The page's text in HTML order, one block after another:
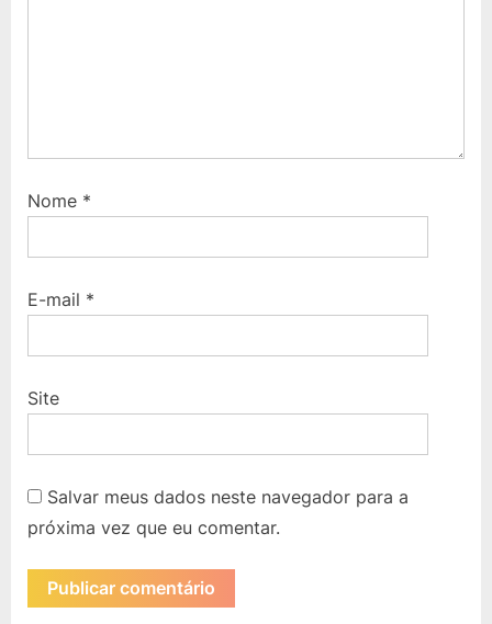
Nome *
E-mail *
Site
Salvar meus dados neste navegador para a
próxima vez que eu comentar.